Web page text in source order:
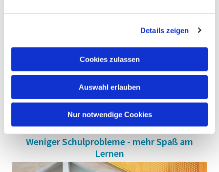
Details zeigen
Cookies zulassen
Auswahl erlauben
Nur notwendige Cookies
Mehr erfahren
Weniger Schulprobleme - mehr Spaß am
Lernen